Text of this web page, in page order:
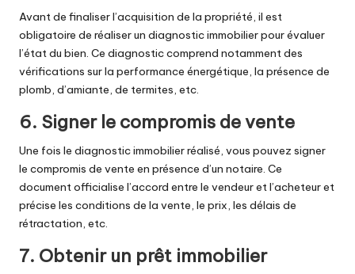
Avant de finaliser l’acquisition de la propriété, il est
obligatoire de réaliser un diagnostic immobilier pour évaluer
l’état du bien. Ce diagnostic comprend notamment des
vérifications sur la performance énergétique, la présence de
plomb, d’amiante, de termites, etc.
6. Signer le compromis de vente
Une fois le diagnostic immobilier réalisé, vous pouvez signer
le compromis de vente en présence d’un notaire. Ce
document officialise l’accord entre le vendeur et l’acheteur et
précise les conditions de la vente, le prix, les délais de
rétractation, etc.
7. Obtenir un prêt immobilier